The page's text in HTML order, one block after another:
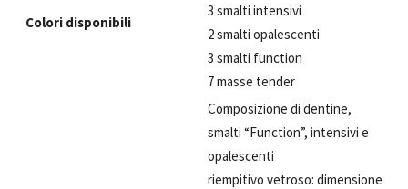
Colori disponibili
3 smalti intensivi
2 smalti opalescenti
3 smalti function
7 masse tender
Composizione di dentine,
smalti “Function”, intensivi e
opalescenti
riempitivo vetroso: dimensione